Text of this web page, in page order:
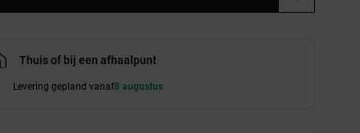
Thuis of bij een afhaalpunt
Levering gepland vanaf8 augustus